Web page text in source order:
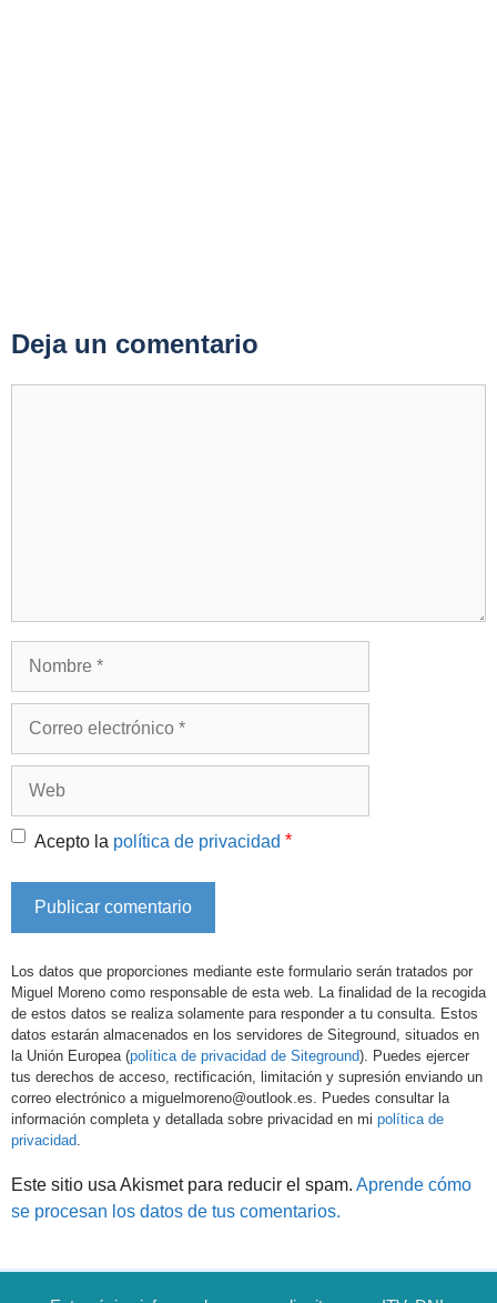
Deja un comentario
Acepto la política de privacidad *
Los datos que proporciones mediante este formulario serán tratados por
Miguel Moreno como responsable de esta web. La finalidad de la recogida
de estos datos se realiza solamente para responder a tu consulta. Estos
datos estarán almacenados en los servidores de Siteground, situados en
la Unión Europea (política de privacidad de Siteground). Puedes ejercer
tus derechos de acceso, rectificación, limitación y supresión enviando un
correo electrónico a miguelmoreno@outlook.es. Puedes consultar la
información completa y detallada sobre privacidad en mi política de
privacidad
Este sitio usa Akismet para reducir el spam. Aprende cómo
se procesan los datos de tus comentarios.